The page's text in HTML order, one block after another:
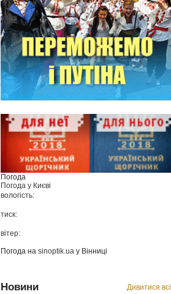
Погода
Погода у Києві
вологість:
тиск:
вітер:
Погода наsinoptik.ua у Вінниці
Новини Дивитися всі